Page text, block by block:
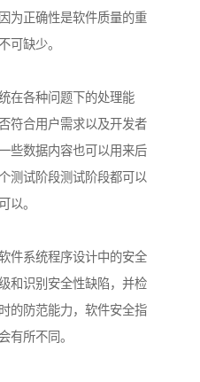
为正确性是软件质量的重
可缺少。
在各种问题下的处理能
符合用户需求以及开发者
些数据内容也可以用来后
测试阶段测试阶段都可以
以。
件系统程序设计中的安全
和识别安全性缺陷，并检
的防范能力，软件安全指
有所不同。